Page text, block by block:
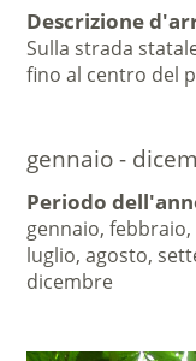
Descrizione
Sulla strada
fino al centro del
gennaio -
Periodo
gennaio,
luglio, agosto,
dicembre